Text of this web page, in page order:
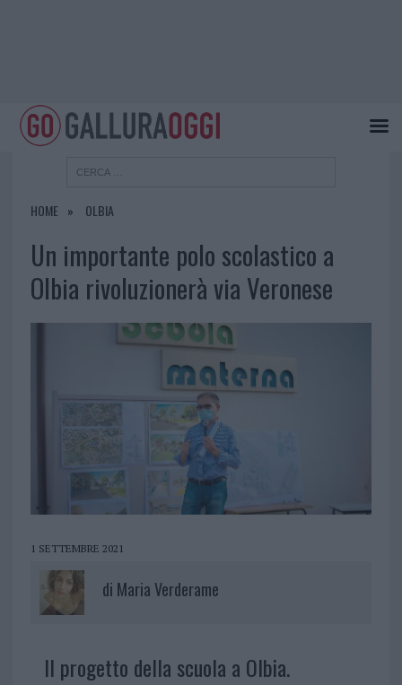
HOME OLBIA
Un importante polo scolastico a
Olbia rivoluzionerà via Veronese
1 SETTEMBRE 2021
di Maria Verderame
Il progetto della scuola a Olbia.